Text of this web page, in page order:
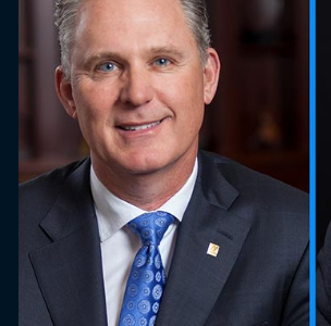
Pesagem móvel
Controle de plantadeira
Controle de semeadeira
Pesagem na semeadura e
Controle de pulverização
Controle de taxa de
Monitoramento de
Software e serviços de
Software de produção de
Software de produção de
Redes GNSS e serviços de
Ofertas de